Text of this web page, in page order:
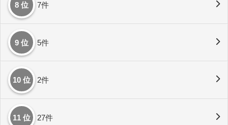
8 位 7件
9 位 5件
10 位 2件
11 位 27件